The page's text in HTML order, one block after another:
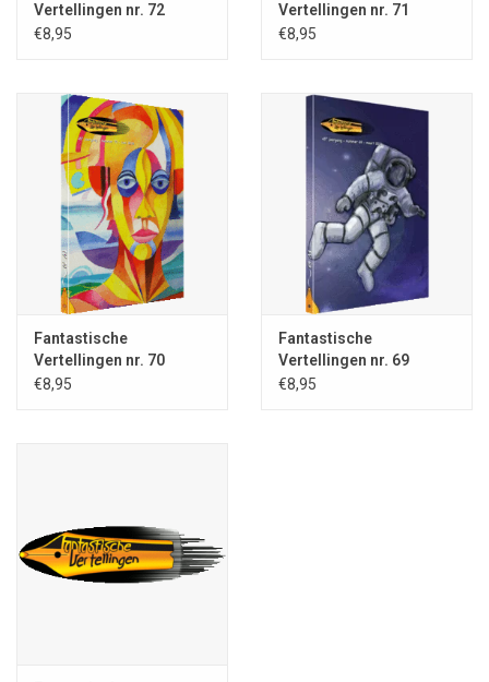
In het tijdschrift is van alle gepubliceerden een korte,
U kunt dit tijdschrift uiteraard los kopen, indien u dat verkiest, maar
een abonnement is véél voordeliger:
klik hier voor het afsluiten van een abonnement.
Vertellingen nr. 72
€8,95
Vertellingen nr. 71
€8,95
Fantastische
Vertellingen nr. 70
€8,95
Fantastische
Vertellingen nr. 69
€8,95